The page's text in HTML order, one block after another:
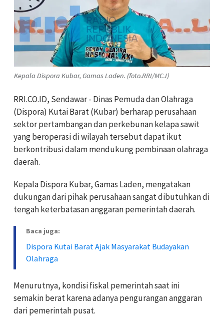
Kepala Dispora Kubar, Gamas Laden. (foto.RRI/MCJ)
RRI.CO.ID, Sendawar - Dinas Pemuda dan Olahraga
(Dispora) Kutai Barat (Kubar) berharap perusahaan
sektor pertambangan dan perkebunan kelapa sawit
yang beroperasi di wilayah tersebut dapat ikut
berkontribusi dalam mendukung pembinaan olahraga
daerah.
Kepala Dispora Kubar, Gamas Laden, mengatakan
dukungan dari pihak perusahaan sangat dibutuhkan di
tengah keterbatasan anggaran pemerintah daerah.
Baca juga:
Dispora Kutai Barat Ajak Masyarakat Budayakan
Olahraga
Menurutnya, kondisi fiskal pemerintah saat ini
semakin berat karena adanya pengurangan anggaran
dari pemerintah pusat.